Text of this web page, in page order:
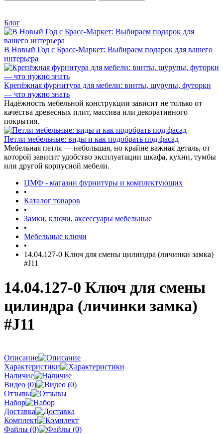
Блог
В Новый Год с Брасс-Маркет: Выбираем подарок для вашего
интерьера
Крепёжная фурнитура для мебели: винты, шурупы, футорки
— что нужно знать
Надёжность мебельной конструкции зависит не только от
качества древесных плит, массива или декоративного
покрытия.
Петли мебельные: виды и как подобрать под фасад
Мебельная петля — небольшая, но крайне важная деталь, от
которой зависит удобство эксплуатации шкафа, кухни, тумбы
или другой корпусной мебели.
ЦМФ - магазин фурнитуры и комплектующих
•
Каталог товаров
•
Замки, ключи, аксессуары мебельные
•
Мебельные ключи
•
14.04.127-0 Ключ для смены цилиндра (личинки замка)
#J11
14.04.127-0 Ключ для смены
цилиндра (личинки замка)
#J11
Описание
Характеристики
Наличие
Видео (0)
Отзывы
Набор
Доставка
Комплект
Файлы (0)